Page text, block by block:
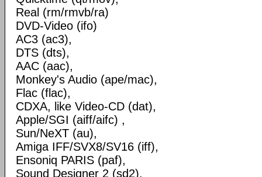
Real (rm/rmvb/ra)
DVD-Video (ifo)
AC3 (ac3),
DTS (dts),
AAC (aac),
Monkey's Audio (ape/mac),
Flac (flac),
CDXA, like Video-CD (dat),
Apple/SGI (aiff/aifc) ,
Sun/NeXT (au),
Amiga IFF/SVX8/SV16 (iff),
Ensoniq PARIS (paf),
Sound Designer 2 (sd2),